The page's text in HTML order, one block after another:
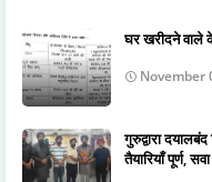
घर खरीदने वाले
November
गुरुद्वारा
तैयारियाँ पूर्ण,